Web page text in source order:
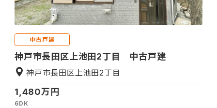
中古戸建
神戸市長田区上池田2丁目 中古戸建
1,480万円
6DK
神戸市長田区上池田2丁目